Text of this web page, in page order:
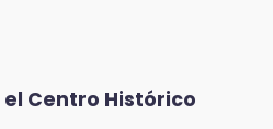
Centro Histórico